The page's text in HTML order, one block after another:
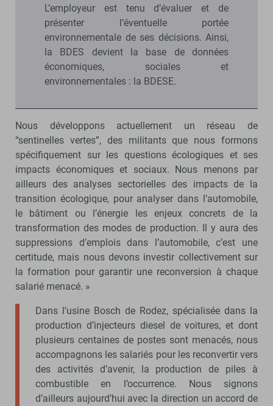
L’employeur est tenu d’évaluer et de
présenter l’éventuelle portée
environnementale de ses décisions. Ainsi,
la BDES devient la base de données
économiques, sociales et
environnementales : la BDESE.
Nous développons actuellement un réseau de
“sentinelles vertes”, des militants que nous formons
spécifiquement sur les questions écologiques et ses
impacts économiques et sociaux. Nous menons par
ailleurs des analyses sectorielles des impacts de la
transition écologique, pour analyser dans l’automobile,
le bâtiment ou l’énergie les enjeux concrets de la
transformation des modes de production. Il y aura des
suppressions d’emplois dans l’automobile, c’est une
certitude, mais nous devons investir collectivement sur
la formation pour garantir une reconversion à chaque
salarié menacé. »
Dans l’usine Bosch de Rodez, spécialisée dans la
production d’injecteurs diesel de voitures, et dont
plusieurs centaines de postes sont menacés, nous
accompagnons les salariés pour les reconvertir vers
des activités d’avenir, la production de piles à
combustible en l’occurrence. Nous signons
d’ailleurs aujourd’hui avec la direction un accord de